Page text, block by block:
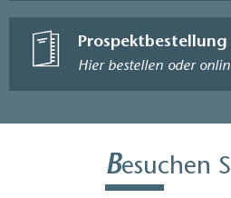
Prospektbestellung
Hier bestellen oder
Besuchen